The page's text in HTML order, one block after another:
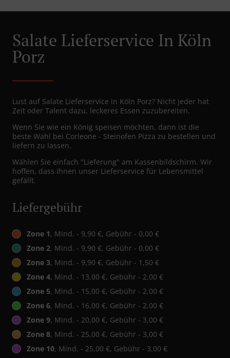
Salate Lieferservice In Köln
Porz
Lust auf Salate Lieferservice in Köln Porz? Nicht jeder hat
Zeit oder Talent dazu, leckeres Essen zuzubereiten.
Wenn Sie wie ein König speisen möchten, dann ist die
beste Wahl bei Corleone - Steinofen Pizza zu bestellen und
liefern zu lassen.
Wählen Sie einfach "Lieferung" am Kassenbildschirm. Wir
hoffen, dass Ihnen unser Lieferservice für Lebensmittel
gefällt.
Liefergebühr
Zone 1, Mind. - 9,90 €, Gebühr - 0,00 €
Zone 2, Mind. - 9,90 €, Gebühr - 0,00 €
Zone 3, Mind. - 9,90 €, Gebühr - 1,50 €
Zone 4, Mind. - 13,00 €, Gebühr - 2,00 €
Zone 5, Mind. - 15,00 €, Gebühr - 2,00 €
Zone 6, Mind. - 16,00 €, Gebühr - 2,00 €
Zone 9, Mind. - 20,00 €, Gebühr - 3,00 €
Zone 8, Mind. - 25,00 €, Gebühr - 3,00 €
Zone 10, Mind. - 25,00 €, Gebühr - 3,00 €